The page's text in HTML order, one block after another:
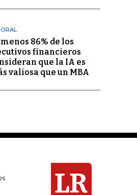
86% de los
financieros
que la IA es
valiosa que un MBA